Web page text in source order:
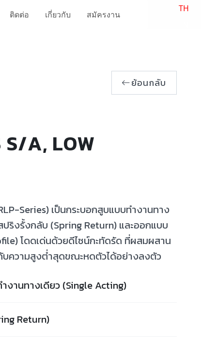
ติดต่อ เกี่ยวกับ สมัครงาน
ย้อนกลับ
S/A, LOW
Series) เป็นกระบอกสูบแบบทำงานทาง
ริงรั้งกลับ (Spring Return) และออกแบบ
โดดเด่นด้วยดีไซน์กะทัดรัด ที่ผสมผสาน
บความสูงต่ำสุดขณะหดตัวได้อย่างลงตัว
งานทางเดียว (Single Acting)
Return)
TH